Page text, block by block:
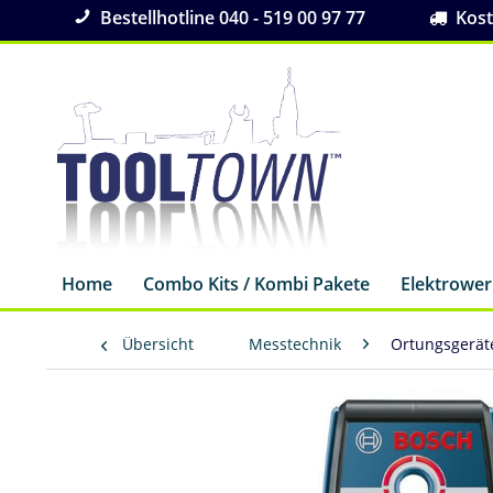
Bestellhotline 040 - 519 00 97 77
Home Combo Kits / Kombi Pakete
Übersicht Messtechnik